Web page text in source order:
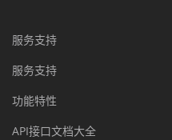
服务支持
服务支持
功能特性
API接口文档大全